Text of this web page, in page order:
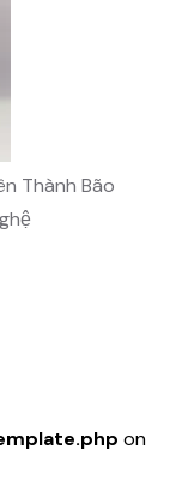
Thành Bão
on